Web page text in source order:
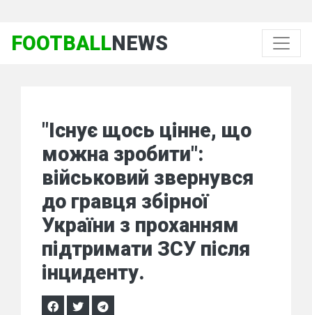
FOOTBALLNEWS
"Існує щось цінне, що
можна зробити":
військовий звернувся
до гравця збірної
України з проханням
підтримати ЗСУ після
інциденту.